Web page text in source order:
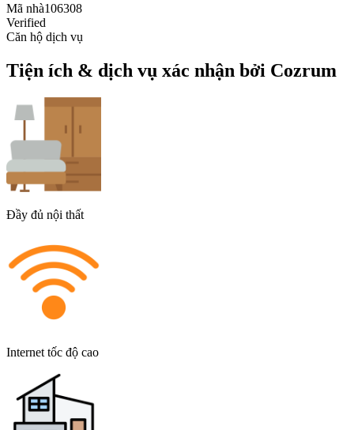
Mã nhà106308
Verified
Căn hộ dịch vụ
Tiện ích & dịch vụ xác nhận bởi Cozrum
Đầy đủ nội thất
Internet tốc độ cao